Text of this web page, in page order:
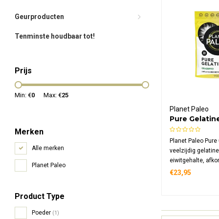
Geurproducten
Tenminste houdbaar tot!
Prijs
Min: €0 Max: €25
Merken
Alle merken
Planet Paleo
Product Type
Poeder (1)
Planet Paleo
Pure
Planet Paleo
veelzijdig
eiwitgehalte,
grasgevoerde
proteïneshakes
€23,95